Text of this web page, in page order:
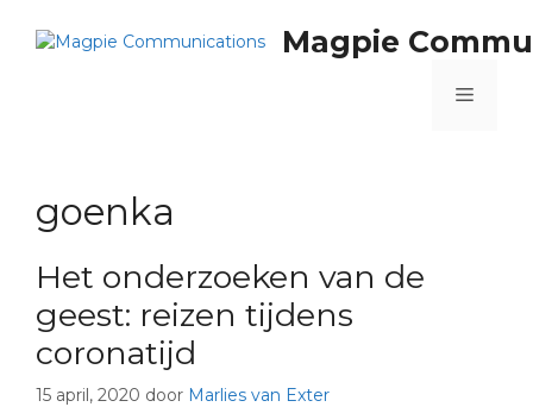
Magpie
goenka
Het onderzoeken van de
geest: reizen tijdens
coronatijd
15 april, 2020 door Marlies van Exter